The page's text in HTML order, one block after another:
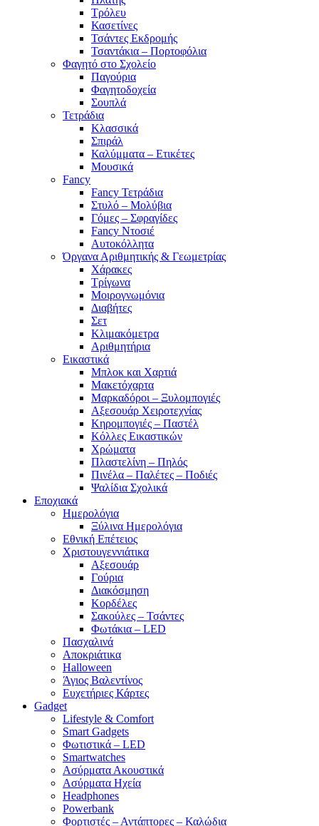
Τρόλευ
Κασετίνες
Τσάντες Εκδρομής
Τσαντάκια – Πορτοφόλια
Φαγητό στο Σχολείο
Παγούρια
Φαγητοδοχεία
Σουπλά
Τετράδια
Κλασσικά
Σπιράλ
Καλύμματα – Ετικέτες
Μουσικά
Fancy
Fancy Τετράδια
Στυλό – Μολύβια
Γόμες – Σφραγίδες
Fancy Ντοσιέ
Αυτοκόλλητα
Όργανα Αριθμητικής & Γεωμετρίας
Χάρακες
Τρίγωνα
Mοιρογνωμόνια
Διαβήτες
Σετ
Κλιμακόμετρα
Αριθμητήρια
Εικαστικά
Μπλοκ και Χαρτιά
Μακετόχαρτα
Μαρκαδόροι – Ξυλομπογιές
Αξεσουάρ Χειροτεχνίας
Κηρομπογιές – Παστέλ
Κόλλες Εικαστικών
Χρώματα
Πλαστελίνη – Πηλός
Πινέλα – Παλέτες – Ποδιές
Ψαλίδια Σχολικά
Εποχιακά
Ημερολόγια
Ξύλινα Ημερολόγια
Εθνική Επέτειος
Χριστουγεννιάτικα
Αξεσουάρ
Γούρια
Διακόσμηση
Κορδέλες
Σακούλες – Τσάντες
Φωτάκια – LED
Πασχαλινά
Αποκριάτικα
Halloween
Άγιος Βαλεντίνος
Ευχετήριες Κάρτες
Gadget
Lifestyle & Comfort
Smart Gadgets
Φωτιστικά – LED
Smartwatches
Ασύρματα Ακουστικά
Ασύρματα Ηχεία
Headphones
Powerbank
Φορτιστές – Αντάπτορες – Καλώδια